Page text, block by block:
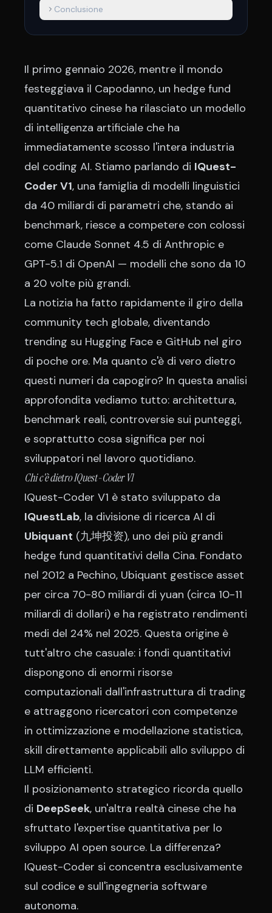
Conclusione
Il primo gennaio 2026, mentre il mondo
festeggiava il Capodanno, un hedge fund
quantitativo cinese ha rilasciato un modello
di intelligenza artificiale che ha
immediatamente scosso l'intera industria
del coding AI. Stiamo parlando di IQuest-
Coder V1, una famiglia di modelli linguistici
da 40 miliardi di parametri che, stando ai
benchmark, riesce a competere con colossi
come Claude Sonnet 4.5 di Anthropic e
GPT-5.1 di OpenAI — modelli che sono da 10
a 20 volte più grandi.
La notizia ha fatto rapidamente il giro della
community tech globale, diventando
trending su Hugging Face e GitHub nel giro
di poche ore. Ma quanto c'è di vero dietro
questi numeri da capogiro? In questa analisi
approfondita vediamo tutto: architettura,
benchmark reali, controversie sui punteggi,
e soprattutto cosa significa per noi
sviluppatori nel lavoro quotidiano.
Chi c'è dietro IQuest-Coder V1
IQuest-Coder V1 è stato sviluppato da
IQuestLab, la divisione di ricerca AI di
Ubiquant (九坤投资), uno dei più grandi
hedge fund quantitativi della Cina. Fondato
nel 2012 a Pechino, Ubiquant gestisce asset
per circa 70-80 miliardi di yuan (circa 10-11
miliardi di dollari) e ha registrato rendimenti
medi del 24% nel 2025. Questa origine è
tutt'altro che casuale: i fondi quantitativi
dispongono di enormi risorse
computazionali dall'infrastruttura di trading
e attraggono ricercatori con competenze
in ottimizzazione e modellazione statistica,
skill direttamente applicabili allo sviluppo di
LLM efficienti.
Il posizionamento strategico ricorda quello
di DeepSeek, un'altra realtà cinese che ha
sfruttato l'expertise quantitativa per lo
sviluppo AI open source. La differenza?
IQuest-Coder si concentra esclusivamente
sul codice e sull'ingegneria software
autonoma.